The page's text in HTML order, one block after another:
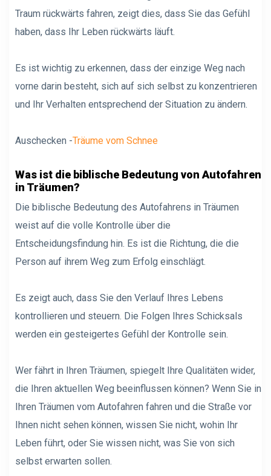
Traum rückwärts fahren, zeigt dies, dass Sie das Gefühl
haben, dass Ihr Leben rückwärts läuft.
Es ist wichtig zu erkennen, dass der einzige Weg nach
vorne darin besteht, sich auf sich selbst zu konzentrieren
und Ihr Verhalten entsprechend der Situation zu ändern.
Auschecken -Träume vom Schnee
Was ist die biblische Bedeutung von Autofahren
in Träumen?
Die biblische Bedeutung des Autofahrens in Träumen
weist auf die volle Kontrolle über die
Entscheidungsfindung hin. Es ist die Richtung, die die
Person auf ihrem Weg zum Erfolg einschlägt.
Es zeigt auch, dass Sie den Verlauf Ihres Lebens
kontrollieren und steuern. Die Folgen Ihres Schicksals
werden ein gesteigertes Gefühl der Kontrolle sein.
Wer fährt in Ihren Träumen, spiegelt Ihre Qualitäten wider,
die Ihren aktuellen Weg beeinflussen können? Wenn Sie in
Ihren Träumen vom Autofahren fahren und die Straße vor
Ihnen nicht sehen können, wissen Sie nicht, wohin Ihr
Leben führt, oder Sie wissen nicht, was Sie von sich
selbst erwarten sollen.